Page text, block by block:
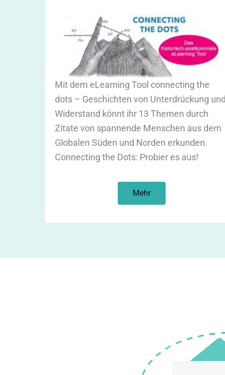
Mit dem eLearning Tool connecting the
dots – Geschichten von Unterdrückung und
Widerstand könnt ihr 13 Themen durch
Zitate von spannende Menschen aus dem
Globalen Süden und Norden erkunden.
Connecting the Dots: Probier es aus!
Mehr